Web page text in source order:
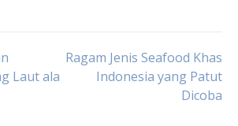
Laut ala
Ragam Jenis Seafood Khas
Indonesia yang Patut
Dicoba